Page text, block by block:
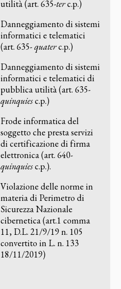
utilità (art. 635-terc.p.)
Danneggiamento di sistemi
informatici e telematici
(art. 635-quaterc.p.)
Danneggiamento di sistemi
informatici e telematici di
pubblica utilità (art. 635-
quinquiesc.p.)
Frode informatica del
soggetto che presta servizi
di certificazione di firma
elettronica (art. 640-
quinquiesc.p.).
Violazione delle norme in
materia di Perimetro di
Sicurezza Nazionale
cibernetica (art.1 comma
11, D.L. 21/9/19 n. 105
convertito in L. n. 133
18/11/2019)